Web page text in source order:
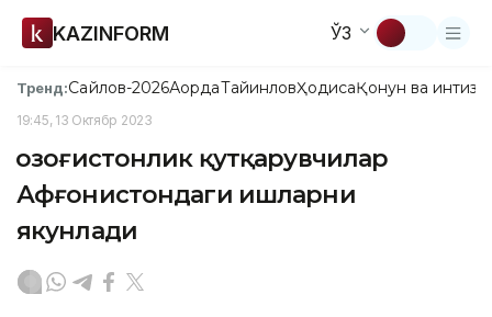
KAZINFORM ЎЗ
Тренд:Сайлов-2026АқордаТайинловҲодисаҚонун ва
19:45, 13 Октябр 2023
Қозоғистонлик қутқарувчилар
Афғонистондаги ишларни
якунлади